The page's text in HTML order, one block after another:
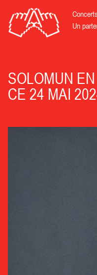
Un
SOLOMUN
CE 24 MAI